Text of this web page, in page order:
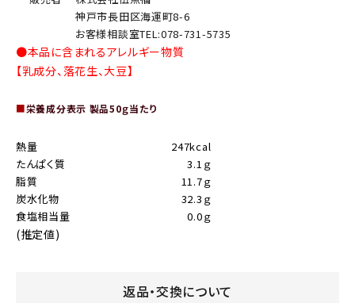
神戸市長田区海運町8-6
お客様相談室TEL:078-731-5735
●本品に含まれるアレルギー物質
【乳成分、落花生、大豆】
■栄養成分表示 製品50ｇ当たり
熱量
247kcal
たんぱく質
3.1ｇ
脂質
11.7ｇ
炭水化物
32.3ｇ
食塩相当量
0.0ｇ
(推定値)
返品・交換について